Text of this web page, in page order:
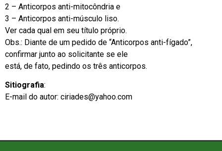
2 – Anticorpos anti-mitocôndria e
3 – Anticorpos anti-músculo liso.
Ver cada qual em seu título próprio.
Obs.: Diante de um pedido de “Anticorpos anti-fígado”,
confirmar junto ao solicitante se ele
está, de fato, pedindo os três anticorpos.
Sitiografia:
E-mail do autor: ciriades@yahoo.com